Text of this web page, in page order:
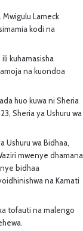
Lameck
kodi na
kuhamasisha
na kuondoa
huo kuwa ni Sheria
Sheria ya Ushuru wa
Ushuru wa Bidhaa,
mwenye dhamana
bidhaa
na Kamati
tofauti na malengo